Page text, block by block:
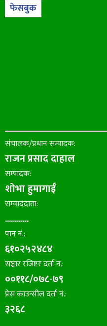
फेसबुक
संचालक/प्रधान सम्पादक:
राजन प्रसाद दाहाल
सम्पादक:
शोभा हुमागाईँ
सम्वाददाता:
............
पान नं.:
६१०२५२४८४
सञ्चार रजिष्टर दर्ता नं.:
००११८/०७८-७९
प्रेस काउन्सील दर्ता नं.:
३२६८